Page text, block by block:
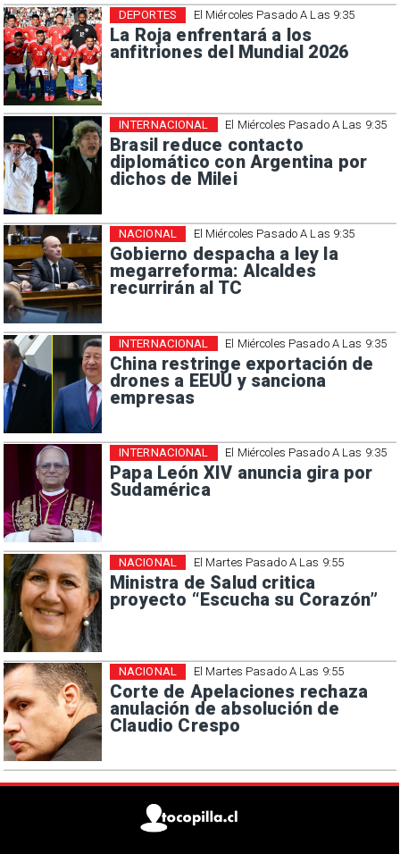
El Miércoles Pasado A Las 9:35
La Roja enfrentará a los
anfitriones del Mundial 2026
DEPORTES
El Miércoles Pasado A Las 9:35
Brasil reduce contacto
diplomático con Argentina por
dichos de Milei
INTERNACIONAL
El Miércoles Pasado A Las 9:35
Gobierno despacha a ley la
megarreforma: Alcaldes
recurrirán al TC
NACIONAL
El Miércoles Pasado A Las 9:35
China restringe exportación de
drones a EEUU y sanciona
empresas
INTERNACIONAL
El Miércoles Pasado A Las 9:35
Papa León XIV anuncia gira por
Sudamérica
INTERNACIONAL
El Martes Pasado A Las 9:55
Ministra de Salud critica
proyecto “Escucha su Corazón”
NACIONAL
El Martes Pasado A Las 9:55
Corte de Apelaciones rechaza
anulación de absolución de
Claudio Crespo
NACIONAL